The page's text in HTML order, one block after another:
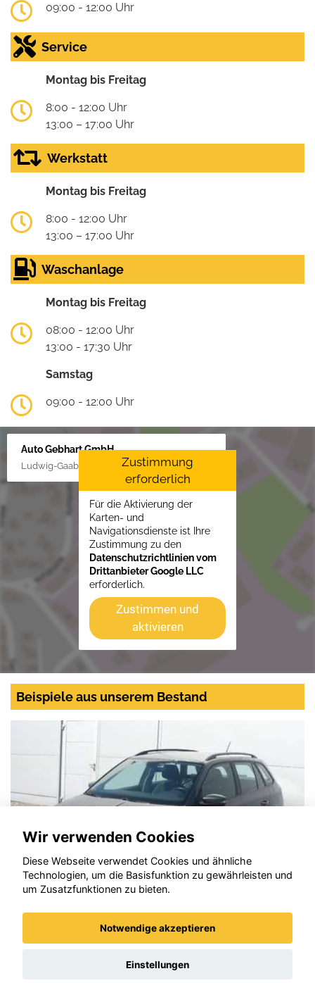
09:00 - 12:00 Uhr
Service
Montag bis Freitag
8:00 - 12:00 Uhr
13:00 – 17:00 Uhr
Werkstatt
Montag bis Freitag
8:00 - 12:00 Uhr
13:00 – 17:00 Uhr
Waschanlage
Montag bis Freitag
08:00 - 12:00 Uhr
13:00 - 17:30 Uhr
Samstag
09:00 - 12:00 Uhr
Auto Gebhart GmbH
Ludwig-Gaab-Str. 4, 88427 Bad Schussenried
Zustimmung
erforderlich
Für die Aktivierung der
Karten- und
Navigationsdienste ist Ihre
Zustimmung zu den
Datenschutzrichtlinien vom
Drittanbieter Google LLC
erforderlich.
Zustimmen und
aktivieren
Beispiele aus unserem Bestand
Wir verwenden Cookies
Diese Webseite verwendet Cookies und ähnliche
Technologien, um die Basisfunktion zu gewährleisten und
um Zusatzfunktionen zu bieten.
Notwendige akzeptieren
Einstellungen